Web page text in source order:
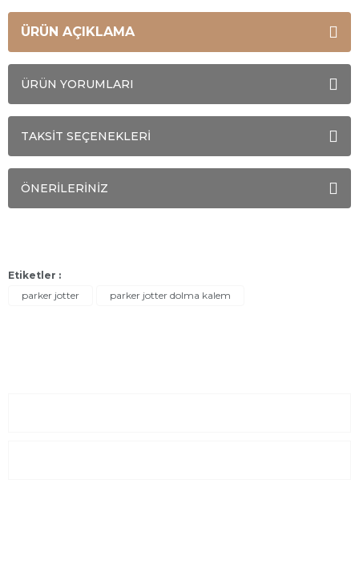
ÜRÜN AÇIKLAMA
ÜRÜN YORUMLARI
TAKSİT SEÇENEKLERİ
ÖNERİLERİNİZ
Etiketler :
parker jotter
parker jotter dolma kalem